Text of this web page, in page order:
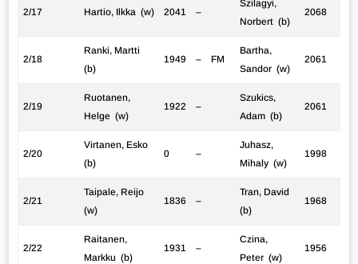
2/17 Hartio, Ilkka (w) 2041 –
Szilagyi,
Norbert (b)
2068
2/18
Ranki, Martti
(b)
1949 – FM
Bartha,
Sandor (w)
2061
2/19
Ruotanen,
Helge (w)
1922 –
Szukics,
Adam (b)
2061
2/20
Virtanen, Esko
(b)
0 –
Juhasz,
Mihaly (w)
1998
2/21
Taipale, Reijo
(w)
1836 –
Tran, David
(b)
1968
2/22
Raitanen,
Markku (b)
1931 –
Czina,
Peter (w)
1956